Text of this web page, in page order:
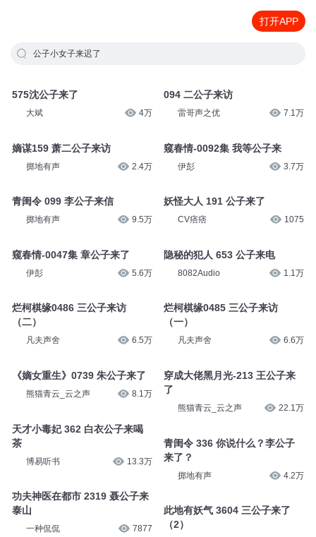
打开APP
公子小女子来迟了
575沈公子来了
大斌 4万
嫡谋159 萧二公子来访
掷地有声 2.4万
青闺令 099 李公子来信
掷地有声 9.5万
窥春情-0047集 章公子来了
伊彭 5.6万
烂柯棋缘0486 三公子来访
（二）
凡夫声舍 6.5万
《嫡女重生》0739 朱公子来了
熊猫青云_云之声 8.1万
天才小毒妃 362 白衣公子来喝
茶
博易听书 13.3万
功夫神医在都市 2319 聂公子来
泰山
一种侃侃 7877
094 二公子来访
雷哥声之优 7.1万
窥春情-0092集 我等公子来
伊彭 3.7万
妖怪大人 191 公子来了
CV痞痞 1075
隐秘的犯人 653 公子来电
8082Audio 1.1万
烂柯棋缘0485 三公子来访
（一）
凡夫声舍 6.6万
穿成大佬黑月光-213 王公子来
了
熊猫青云_云之声 22.1万
青闺令 336 你说什么？李公子
来了？
掷地有声 4.2万
此地有妖气 3604 三公子来了
（2）